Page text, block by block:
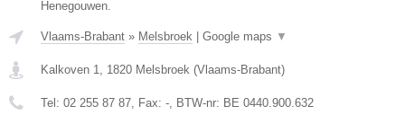
Henegouwen.
Vlaams-Brabant » Melsbroek | Google maps ▼
Kalkoven 1 1820 Melsbroek (Vlaams-Brabant)
Tel: 02 255 87 87 , Fax: - , BTW-nr: BE 0440.900.632